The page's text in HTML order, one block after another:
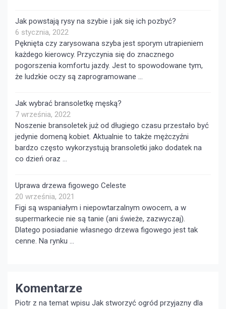
Jak powstają rysy na szybie i jak się ich pozbyć?
6 stycznia, 2022
Pęknięta czy zarysowana szyba jest sporym utrapieniem
każdego kierowcy. Przyczynia się do znacznego
pogorszenia komfortu jazdy. Jest to spowodowane tym,
że ludzkie oczy są zaprogramowane …
Jak wybrać bransoletkę męską?
7 września, 2022
Noszenie bransoletek już od długiego czasu przestało być
jedynie domeną kobiet. Aktualnie to także mężczyźni
bardzo często wykorzystują bransoletki jako dodatek na
co dzień oraz …
Uprawa drzewa figowego Celeste
20 września, 2021
Figi są wspaniałym i niepowtarzalnym owocem, a w
supermarkecie nie są tanie (ani świeże, zazwyczaj).
Dlatego posiadanie własnego drzewa figowego jest tak
cenne. Na rynku …
Komentarze
Piotr z na temat wpisu Jak stworzyć ogród przyjazny dla